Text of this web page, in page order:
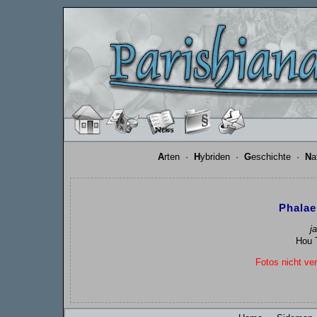
Arten · Hybriden · Geschichte · N
Hou
Fotos nicht